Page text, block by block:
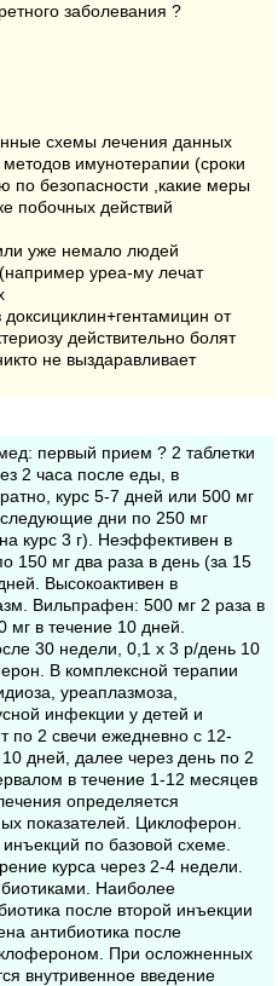
заболевания ?
схемы лечения данных
имунотерапии (сроки
по безопасности ,какие меры
побочных действий
уже немало людей
уреа-му лечат
от
действительно болят
не выздаравливает
первый прием ? 2 таблетки
2 часа после еды, в
курс 5-7 дней или 500 мг
дни по 250 мг
курс 3 г). Неэффективен в
150 мг два раза в день (за 15
Высокоактивен в
Вильпрафен: 500 мг 2 раза в
в течение 10 дней.
30 недели, 0,1 х 3 р/день 10
В комплексной терапии
уреаплазмоза,
инфекции у детей и
2 свечи ежедневно с 12-
дней, далее через день по 2
в течение 1-12 месяцев
определяется
показателей. Циклоферон.
по базовой схеме.
курса через 2-4 недели.
Наиболее
после второй инъекции
антибиотика после
При осложненных
внутривенное введение